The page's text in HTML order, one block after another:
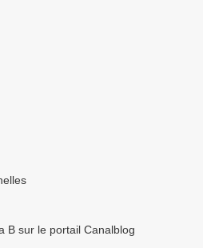
B sur le portail Canalblog